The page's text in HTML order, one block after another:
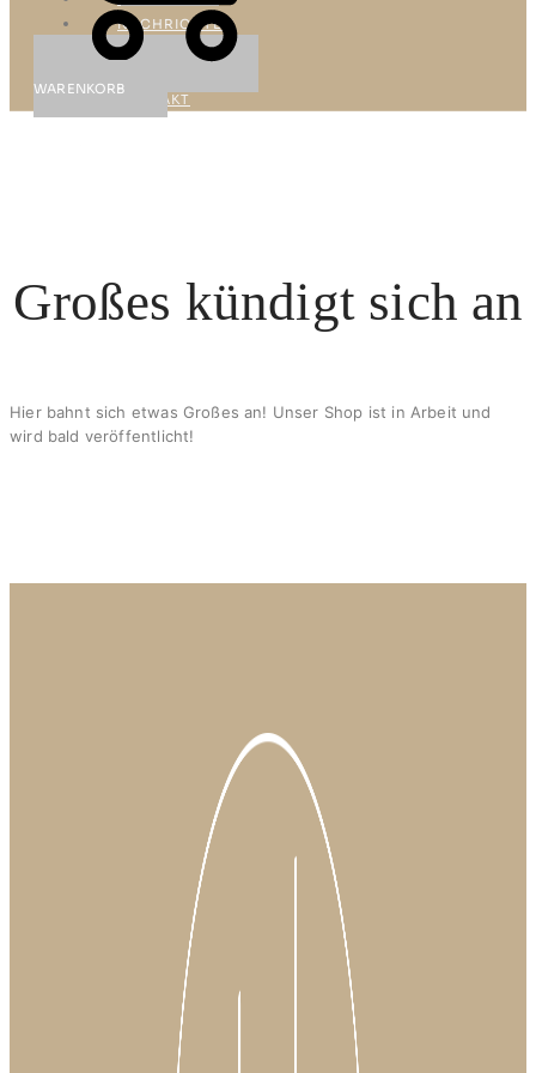
NACHRICHTEN
KONTAKT
WARENKORB
Großes kündigt sich an
Hier bahnt sich etwas Großes an! Unser Shop ist in Arbeit und
wird bald veröffentlicht!